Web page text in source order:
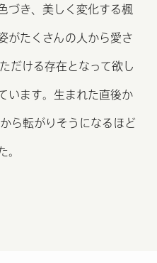
づき、美しく変化する楓
がたくさんの⼈から愛さ
だける存在となって欲し
います。生まれた直後か
ら転がりそうになるほど
。